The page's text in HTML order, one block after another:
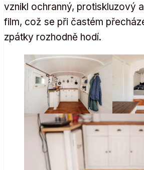
vznikl ochranný, protiskluzový
film, což se při častém
zpátky rozhodně hodí.